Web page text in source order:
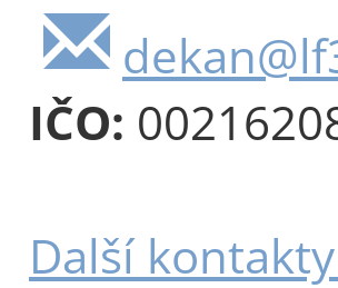
IČO:
Další